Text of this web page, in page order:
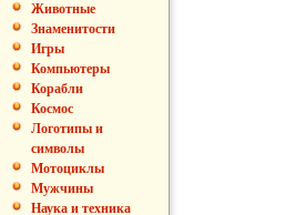
Животные
Знаменитости
Игры
Компьютеры
Корабли
Космос
Логотипы и
символы
Мотоциклы
Мужчины
Наука и техника